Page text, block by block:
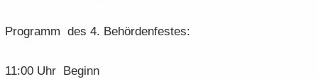
Pro­gramm des 4. Be­hör­den­fes­tes:
11:00 Uhr Be­ginn